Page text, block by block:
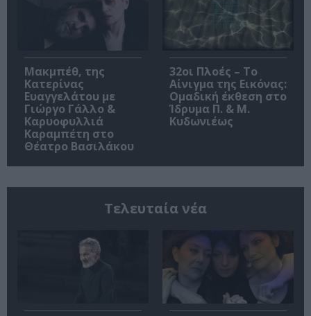
Μακμπέθ, της
Κατερίνας
Ευαγγελάτου με
Γιώργο Γάλλο &
Καρυοφυλλιά
Καραμπέτη στο
Θέατρο Βασιλάκου
32οι Πλοές – Το
Αίνιγμα της Εικόνας:
Ομαδική έκθεση στο
Ίδρυμα Π. & Μ.
Κυδωνιέως
Τελευταία νέα